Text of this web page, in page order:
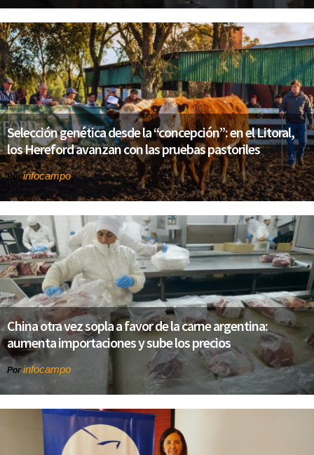
Selección genética desde la “concepción”: en el Litoral,
los Hereford avanzan con las pruebas pastoriles
Porinfocampo
China otra vez sopla a favor de la carne argentina:
aumenta importaciones y sube los precios
Por infocampo